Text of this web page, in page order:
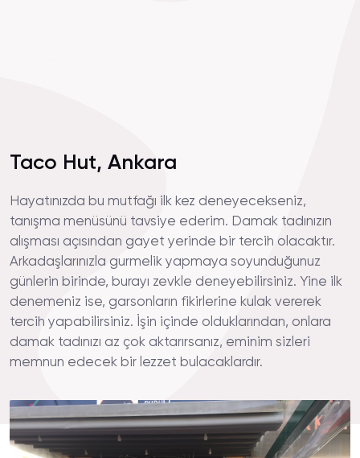
Taco Hut, Ankara
Hayatınızda bu mutfağı ilk kez deneyecekseniz,
tanışma menüsünü tavsiye ederim. Damak tadınızın
alışması açısından gayet yerinde bir tercih olacaktır.
Arkadaşlarınızla gurmelik yapmaya soyunduğunuz
günlerin birinde, burayı zevkle deneyebilirsiniz. Yine ilk
denemeniz ise, garsonların fikirlerine kulak vererek
tercih yapabilirsiniz. İşin içinde olduklarından, onlara
damak tadınızı az çok aktarırsanız, eminim sizleri
memnun edecek bir lezzet bulacaklardır.